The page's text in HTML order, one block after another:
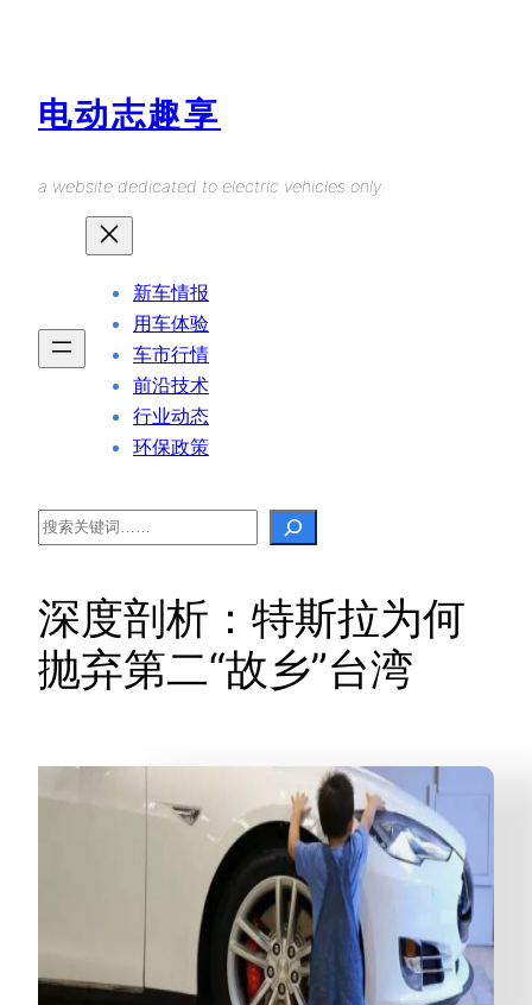
电动志趣享
a website dedicated to electric vehicles only.
新车情报
用车体验
车市行情
前沿技术
行业动态
环保政策
Search
深度剖析：特斯拉为何
抛弃第二“故乡”台湾